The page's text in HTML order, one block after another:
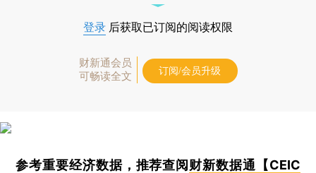
登录 后获取已订阅的阅读权限
财新通会员
可畅读全文
订阅/会员升级
参考重要经济数据，推荐查阅财新数据通【CEIC